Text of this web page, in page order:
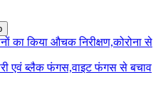
का किया औचक निरीक्षण,कोरोना से
एवं ब्लैक फंगस,वाइट फंगस से बचाव